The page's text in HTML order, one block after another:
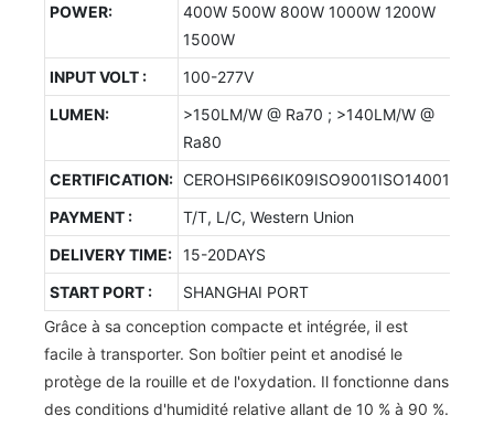
POWER:
400W 500W 800W 1000W 1200W
1500W
INPUT VOLT :
100-277V
LUMEN:
>150LM/W @ Ra70 ; >140LM/W @
Ra80
CERTIFICATION: CEROHSIP66IK09ISO9001ISO14001
PAYMENT :
T/T, L/C, Western Union
DELIVERY TIME: 15-20DAYS
START PORT :
SHANGHAI PORT
Grâce à sa conception compacte et intégrée, il est
facile à transporter. Son boîtier peint et anodisé le
protège de la rouille et de l'oxydation. Il fonctionne dans
des conditions d'humidité relative allant de 10 % à 90 %.